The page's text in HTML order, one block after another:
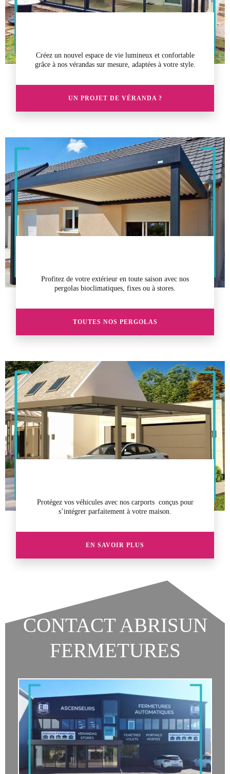
Créez un nouvel espace de vie lumineux et confortable
grâce à nos vérandassur mesure, adaptées à votre style.
UN PROJET DE VÉRANDA ?
Profitez de votre extérieur en toute saison avec nos
pergolas bioclimatiques, fixes ou à stores.
TOUTES NOS PERGOLAS
Protégez vos véhicules avec nos carports conçus pour
s’intégrer parfaitement à votre maison.
EN SAVOIR PLUS
CONTACT ABRISUN
FERMETURES